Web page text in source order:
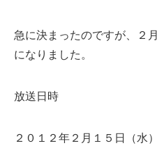
急に決まったのですが、２
になりました。
放送日時
２０１２年２月１５日（水